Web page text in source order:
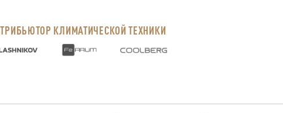
КЛИМАТИЧЕСКОЙ ТЕХНИКИ